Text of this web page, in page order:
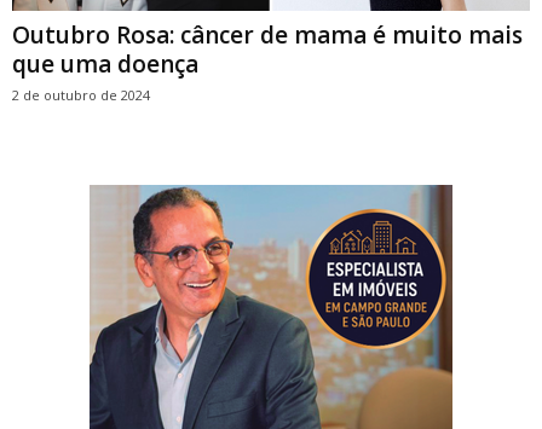
Outubro Rosa: câncer de mama é muito mais
que uma doença
2 de outubro de 2024